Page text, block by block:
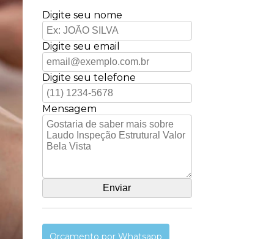
Digite seu nome
Digite seu email
Digite seu telefone
Mensagem
Orçamento por Whatsapp